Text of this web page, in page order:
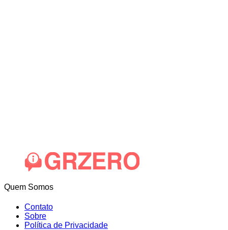
Quem Somos
Contato
Sobre
Política de Privacidade